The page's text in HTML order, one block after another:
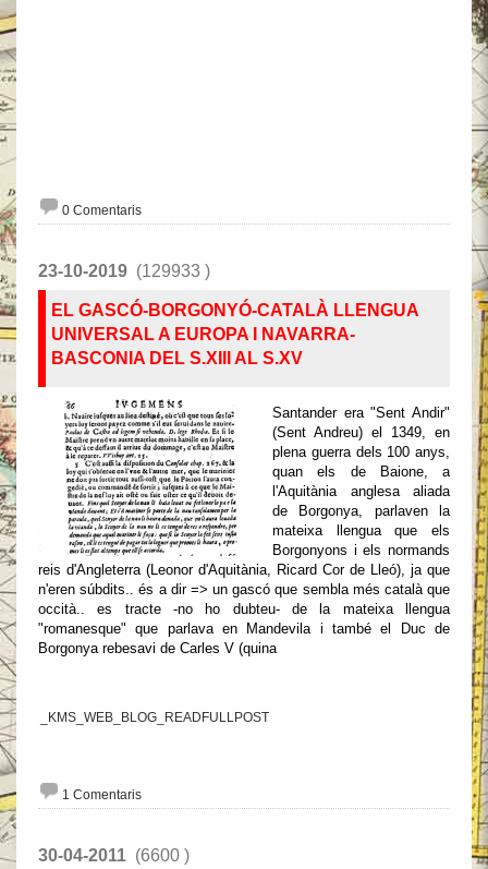
0 Comentaris
23-10-2019 (129933 )
EL GASCÓ-BORGONYÓ-CATALÀ LLENGUA
UNIVERSAL A EUROPA I NAVARRA-
BASCONIA DEL S.XIII AL S.XV
Santander era "Sent Andir"
(Sent Andreu) el 1349, en
plena guerra dels 100 anys,
quan els de Baione, a
l'Aquitània anglesa aliada
de Borgonya, parlaven la
mateixa llengua que els
Borgonyons i els normands
reis d'Angleterra (Leonor d'Aquitània, Ricard Cor de Lleó), ja que
n'eren súbdits.. és a dir => un gascó que sembla més català que
occità.. es tracte -no ho dubteu- de la mateixa llengua
"romanesque" que parlava en Mandevila i també el Duc de
Borgonya rebesavi de Carles V (quina
_KMS_WEB_BLOG_READFULLPOST
1 Comentaris
30-04-2011 (6600 )